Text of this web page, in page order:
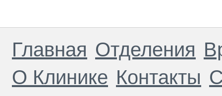
Главная Отделения
О Клинике Контакты